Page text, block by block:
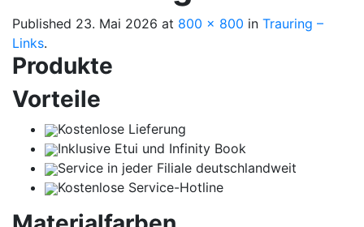
Published 23. Mai 2026 at 800 × 800 in Trauring –
Links.
Produkte
Vorteile
Kostenlose Lieferung
Inklusive Etui und Infinity Book
Service in jeder Filiale deutschlandweit
Kostenlose Service-Hotline